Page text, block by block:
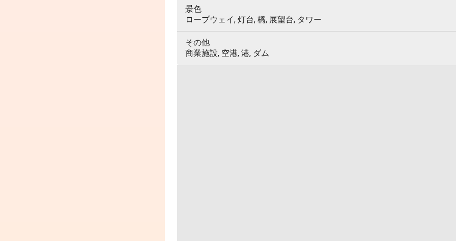
景色
ロープウェイ, 灯台, 橋, 展望台, タワー
その他
商業施設, 空港, 港, ダム